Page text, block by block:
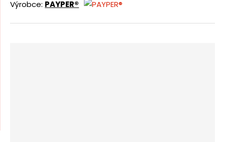
n
e
Výrobce: PAYPER®